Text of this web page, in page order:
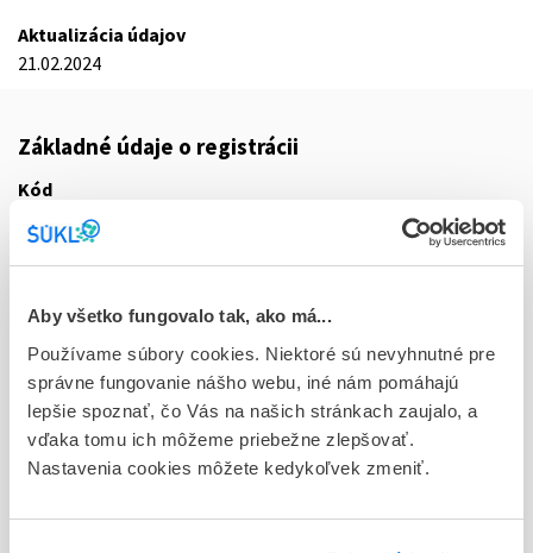
Aby všetko fungovalo tak, ako má...
Používame súbory cookies. Niektoré sú nevyhnutné pre
správne fungovanie nášho webu, iné nám pomáhajú
lepšie spoznať, čo Vás na našich stránkach zaujalo, a
vďaka tomu ich môžeme priebežne zlepšovať.
Nastavenia cookies môžete kedykoľvek zmeniť.
Aktualizácia údajov
21.02.2024
Základné údaje o registrácii
Kód
Registračné číslo
Doplnok
tbl flm 112x10 mg (fľ.HDPE)
Stav
R - Aktuálna registrácia
Typ registračnej procedúry